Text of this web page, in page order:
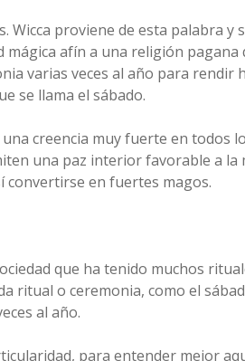
Wicca proviene de esta palabra
mágica afín a una religión
varias veces al año para rendir
se llama el sábado.
creencia muy fuerte en todos
una paz interior favorable a la
convertirse en fuertes magos.
que ha tenido muchos
ritual o ceremonia, como el
al año.
para entender mejor